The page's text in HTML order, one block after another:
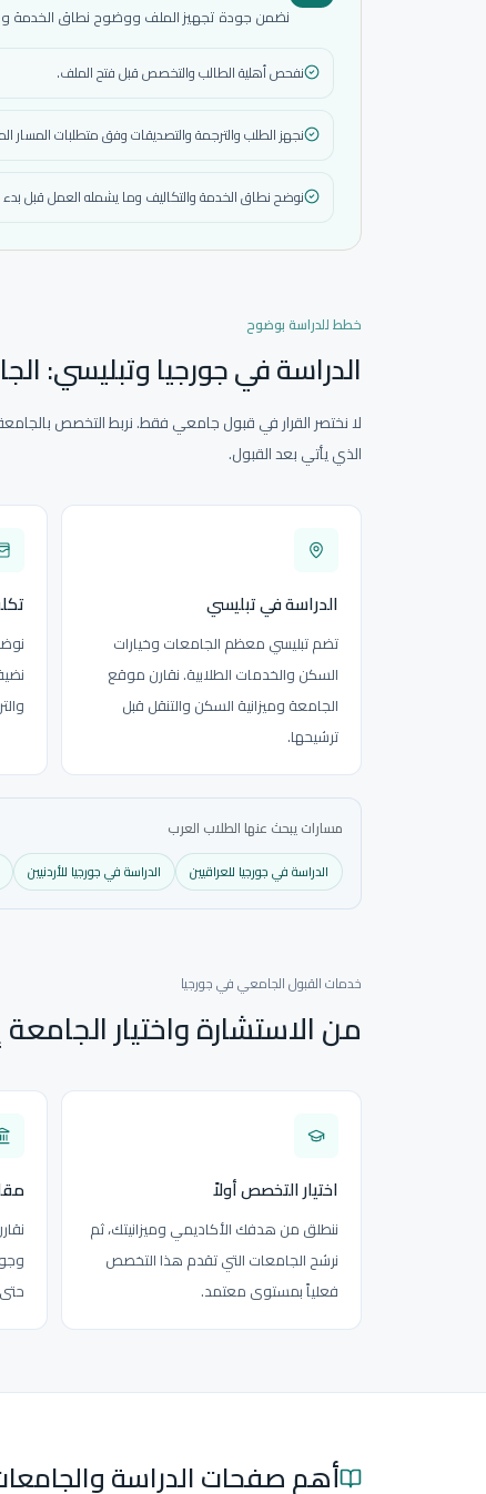
نضمن جودة تجهيز الملف ووضوح نطاق الخدمة
نفحص أهلية الطالب والتخصص قبل فتح الملف.
نجهز الطلب والترجمة والتصديقات وفق متطلبات المسار
نوضح نطاق الخدمة والتكاليف وما يشمله العمل قبل بدء
خطط للدراسة بوضوح
الدراسة في جورجيا وتبليسي:
لا نختصر القرار في قبول جامعي فقط. نربط التخصص
الذي يأتي بعد القبول.
الدراسة في تبليسي
تضم تبليسي معظم الجامعات وخيارات
السكن والخدمات الطلابية. نقارن موقع
الجامعة وميزانية السكن والتنقل قبل
ترشيحها.
مسارات يبحث عنها الطلاب العرب
الدراسة في جورجيا للعراقيين الدراسة في جورجيا للأردنيين
خدمات القبول الجامعي في جورجيا
من الاستشارة واختيار
اختيار التخصص أولاً
ننطلق من هدفك الأكاديمي وميزانيتك، ثم
نرشح الجامعات التي تقدم هذا التخصص
فعلياً بمستوى معتمد.
أهم صفحات الدراسة